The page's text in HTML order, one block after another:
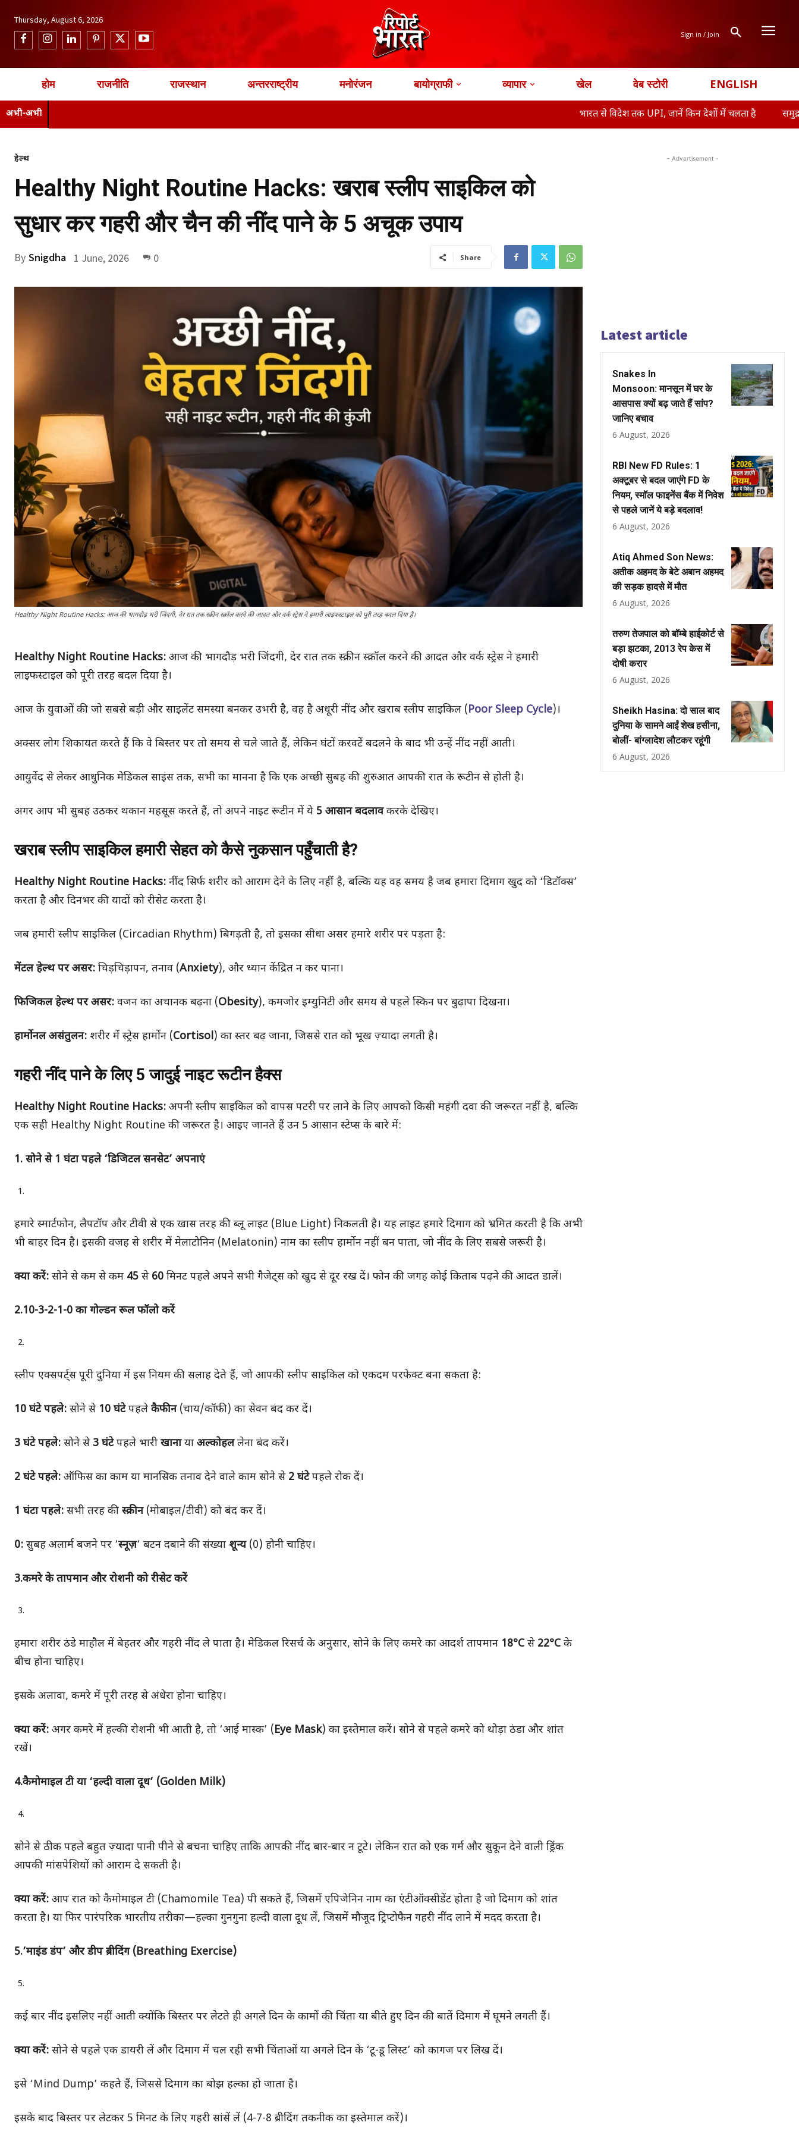
Thursday, August 6, 2026
Sign in / Join
होम राजनीति राजस्थान अन्तरराष्ट्रीय मनोरंजन बायोग्राफी व्यापार खेल वेब स्टोरी ENGLISH
अभी-अभी भारत से विदेश तक UPI, जानें किन देशों में चलता है समुद्र के नीचे तेल
हेल्थ
Healthy Night Routine Hacks: खराब स्लीप साइकिल को
सुधार कर गहरी और चैन की नींद पाने के 5 अचूक उपाय
By Snigdha 1 June, 2026 0 Share
Healthy Night Routine Hacks: आज की भागदौड़ भरी जिंदगी, देर रात तक स्क्रीन स्क्रॉल करने की आदत और वर्क स्ट्रेस ने हमारी लाइफस्टाइल को पूरी तरह बदल दिया है।
Healthy Night Routine Hacks: आज की भागदौड़ भरी जिंदगी, देर रात तक स्क्रीन स्क्रॉल करने की आदत और वर्क स्ट्रेस ने हमारी
लाइफस्टाइल को पूरी तरह बदल दिया है।
आज के युवाओं की जो सबसे बड़ी और साइलेंट समस्या बनकर उभरी है, वह है अधूरी नींद और खराब स्लीप साइकिल (Poor Sleep Cycle)।
अक्सर लोग शिकायत करते हैं कि वे बिस्तर पर तो समय से चले जाते हैं, लेकिन घंटों करवटें बदलने के बाद भी उन्हें नींद नहीं आती।
आयुर्वेद से लेकर आधुनिक मेडिकल साइंस तक, सभी का मानना है कि एक अच्छी सुबह की शुरुआत आपकी रात के रूटीन से होती है।
अगर आप भी सुबह उठकर थकान महसूस करते हैं, तो अपने नाइट रूटीन में ये 5 आसान बदलावकरके देखिए।
खराब स्लीप साइकिल हमारी सेहत को कैसे नुकसान पहुँचाती है?
Healthy Night Routine Hacks: नींद सिर्फ शरीर को आराम देने के लिए नहीं है, बल्कि यह वह समय है जब हमारा दिमाग खुद को ‘डिटॉक्स’
करता है और दिनभर की यादों को रीसेट करता है।
जब हमारी स्लीप साइकिल (Circadian Rhythm) बिगड़ती है, तो इसका सीधा असर हमारे शरीर पर पड़ता है:
मेंटल हेल्थ पर असर: चिड़चिड़ापन, तनाव (Anxiety), और ध्यान केंद्रित न कर पाना।
फिजिकल हेल्थ पर असर: वजन का अचानक बढ़ना (Obesity), कमजोर इम्युनिटी और समय से पहले स्किन पर बुढ़ापा दिखना।
हार्मोनल असंतुलन: शरीर में स्ट्रेस हार्मोन (Cortisol) का स्तर बढ़ जाना, जिससे रात को भूख ज़्यादा लगती है।
गहरी नींद पाने के लिए 5 जादुई नाइट रूटीन हैक्स
Healthy Night Routine Hacks: अपनी स्लीप साइकिल को वापस पटरी पर लाने के लिए आपको किसी महंगी दवा की जरूरत नहीं है, बल्कि
एक सही Healthy Night Routine की जरूरत है। आइए जानते हैं उन 5 आसान स्टेप्स के बारे में:
1. सोने से 1 घंटा पहले ‘डिजिटल सनसेट’ अपनाएं
हमारे स्मार्टफोन, लैपटॉप और टीवी से एक खास तरह की ब्लू लाइट (Blue Light) निकलती है। यह लाइट हमारे दिमाग को भ्रमित करती है कि अभी
भी बाहर दिन है। इसकी वजह से शरीर में मेलाटोनिन (Melatonin) नाम का स्लीप हार्मोन नहीं बन पाता, जो नींद के लिए सबसे जरूरी है।
क्या करें: सोने से कम से कम 45 से60 मिनट पहले अपने सभी गैजेट्स को खुद से दूर रख दें। फोन की जगह कोई किताब पढ़ने की आदत डालें।
2.10-3-2-1-0 का गोल्डन रूल फॉलो करें
स्लीप एक्सपर्ट्स पूरी दुनिया में इस नियम की सलाह देते हैं, जो आपकी स्लीप साइकिल को एकदम परफेक्ट बना सकता है:
10 घंटे पहले: सोने से 10 घंटेपहले कैफीन(चाय/कॉफी) का सेवन बंद कर दें।
3 घंटे पहले: सोने से 3 घंटेपहले भारी खानाया अल्कोहललेना बंद करें।
2 घंटे पहले: ऑफिस का काम या मानसिक तनाव देने वाले काम सोने से 2 घंटेपहले रोक दें।
1 घंटा पहले: सभी तरह की स्क्रीन(मोबाइल/टीवी) को बंद कर दें।
0: सुबह अलार्म बजने पर ‘स्नूज़‘ बटन दबाने की संख्या शून्य(0) होनी चाहिए।
3.कमरे के तापमान और रोशनी को रीसेट करें
हमारा शरीर ठंडे माहौल में बेहतर और गहरी नींद ले पाता है। मेडिकल रिसर्च के अनुसार, सोने के लिए कमरे का आदर्श तापमान 18°Cसे 22°Cके
बीच होना चाहिए।
इसके अलावा, कमरे में पूरी तरह से अंधेरा होना चाहिए।
क्या करें: अगर कमरे में हल्की रोशनी भी आती है, तो ‘आई मास्क’ (Eye Mask) का इस्तेमाल करें। सोने से पहले कमरे को थोड़ा ठंडा और शांत
रखें।
4.कैमोमाइल टी या ‘हल्दी वाला दूध’ (Golden Milk)
सोने से ठीक पहले बहुत ज़्यादा पानी पीने से बचना चाहिए ताकि आपकी नींद बार-बार न टूटे। लेकिन रात को एक गर्म और सुकून देने वाली ड्रिंक
आपकी मांसपेशियों को आराम दे सकती है।
क्या करें: आप रात को कैमोमाइल टी (Chamomile Tea) पी सकते हैं, जिसमें एपिजेनिन नाम का एंटीऑक्सीडेंट होता है जो दिमाग को शांत
करता है। या फिर पारंपरिक भारतीय तरीका—हल्का गुनगुना हल्दी वाला दूध लें, जिसमें मौजूद ट्रिप्टोफैन गहरी नींद लाने में मदद करता है।
5.’माइंड डंप’ और डीप ब्रीदिंग (Breathing Exercise)
कई बार नींद इसलिए नहीं आती क्योंकि बिस्तर पर लेटते ही अगले दिन के कामों की चिंता या बीते हुए दिन की बातें दिमाग में घूमने लगती हैं।
क्या करें: सोने से पहले एक डायरी लें और दिमाग में चल रही सभी चिंताओं या अगले दिन के ‘टू-डू लिस्ट’ को कागज पर लिख दें।
इसे ‘Mind Dump’ कहते हैं, जिससे दिमाग का बोझ हल्का हो जाता है।
इसके बाद बिस्तर पर लेटकर 5 मिनट के लिए गहरी सांसें लें (4-7-8 ब्रीदिंग तकनीक का इस्तेमाल करें)।
- Advertisement -
Latest article
Snakes In
Monsoon: मानसून में घर के
आसपास क्यों बढ़ जाते हैं सांप?
जानिए बचाव
6 August, 2026
RBI New FD Rules: 1
अक्टूबर से बदल जाएंगे FD के
नियम, स्मॉल फाइनेंस बैंक में निवेश
से पहले जानें ये बड़े बदलाव!
6 August, 2026
Atiq Ahmed Son News:
अतीक अहमद के बेटे अबान अहमद
की सड़क हादसे में मौत
6 August, 2026
तरुण तेजपाल को बॉम्बे हाईकोर्ट से
बड़ा झटका, 2013 रेप केस में
दोषी करार
6 August, 2026
Sheikh Hasina: दो साल बाद
दुनिया के सामने आईं शेख हसीना,
बोलीं- बांग्लादेश लौटकर रहूंगी
6 August, 2026